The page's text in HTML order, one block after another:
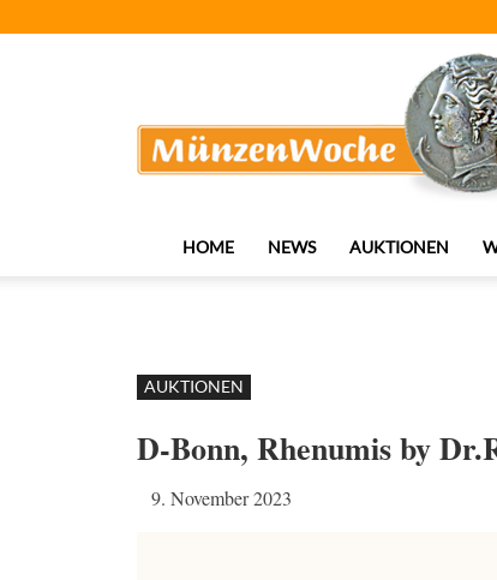
HOME NEWS AUKTIONEN
AUKTIONEN
D-Bonn, Rhenumis by
9. November 2023